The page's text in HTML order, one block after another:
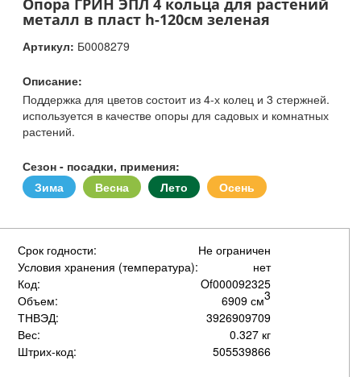
металл в пласт h-120см зеленая
Артикул: Б0008279
Описание:
Поддержка для цветов состоит из 4-х колец и 3 стержней.
используется в качестве опоры для садовых и комнатных
растений.
Сезон - посадки, примения:
Зима
Весна Лето Осень
Срок годности:
Не ограничен
Условия хранения (температура):
нет
Код:
Of000092325
Объем:
6909 см3
ТНВЭД:
3926909709
Вес:
0.327 кг
Штрих-код:
505539866